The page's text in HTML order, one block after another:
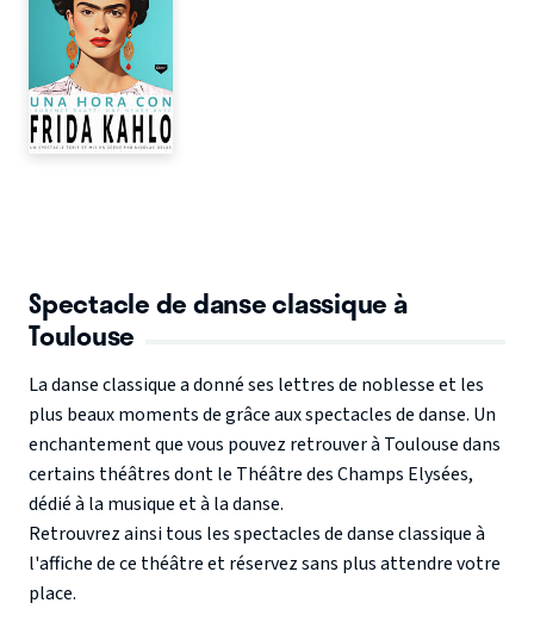
Spectacle de danse classique à
Toulouse
La danse classique a donné ses lettres de noblesse et les
plus beaux moments de grâce aux spectacles de danse. Un
enchantement que vous pouvez retrouver à Toulouse dans
certains théâtres dont le Théâtre des Champs Elysées,
dédié à la musique et à la danse.
Retrouvrez ainsi tous les spectacles de danse classique à
l'affiche de ce théâtre et réservez sans plus attendre votre
place.